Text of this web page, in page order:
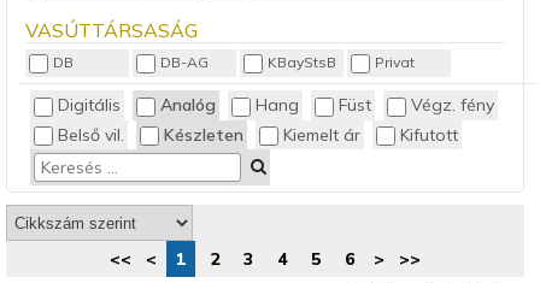
VASÚTTÁRSASÁG
DB DB-AG KBayStsB Privat
Digitális Analóg Hang Füst
Végz. fény
Belső vil.
Készleten Kiemelt ár Kifutott
<< < 1 2 3 4 5 6 >
>>